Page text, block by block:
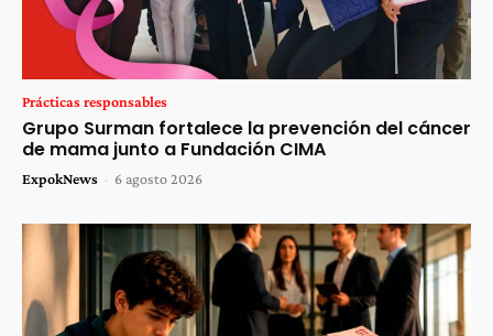
Prácticas responsables
Grupo Surman fortalece la prevención del cáncer
de mama junto a Fundación CIMA
ExpokNews - 6 agosto 2026